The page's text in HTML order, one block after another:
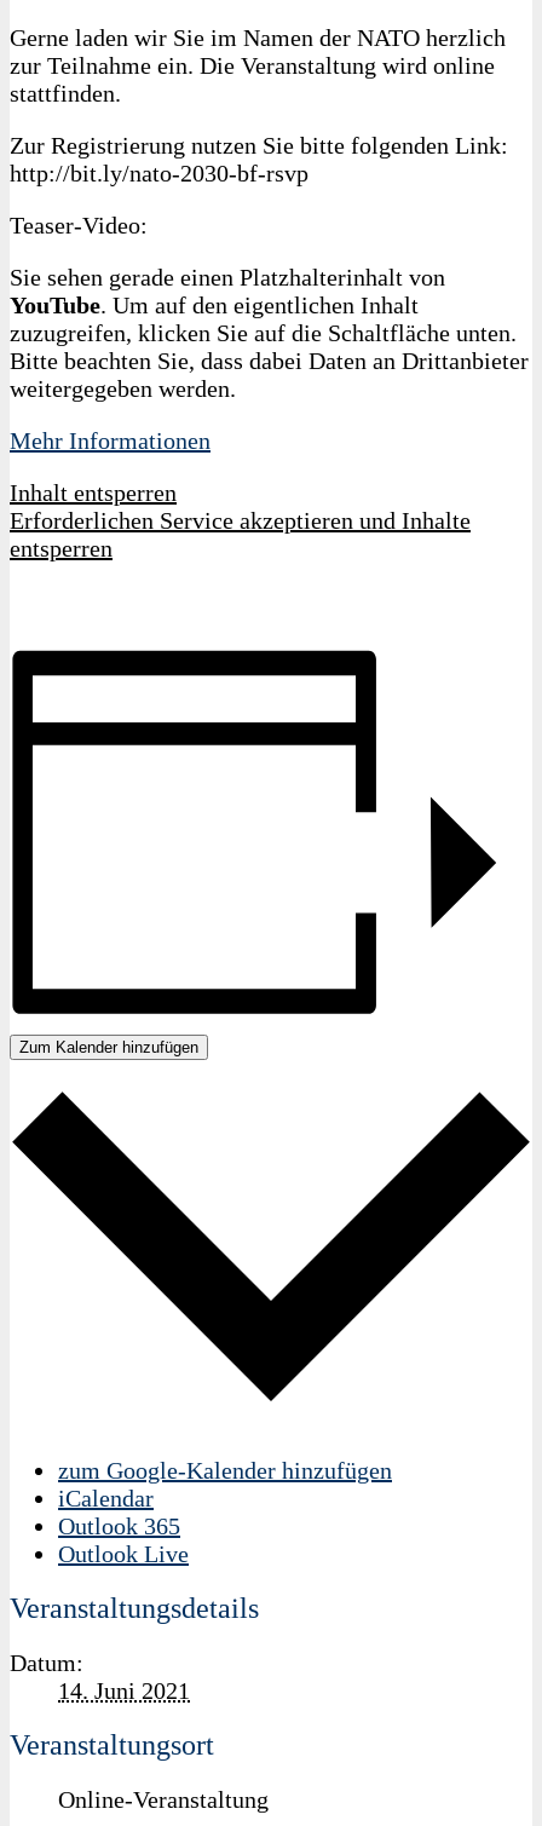
Gerne laden wir Sie im Namen der NATO herzlich
zur Teilnahme ein. Die Veranstaltung wird online
stattfinden.
Zur Registrierung nutzen Sie bitte folgenden Link:
http://bit.ly/nato-2030-bf-rsvp
Teaser-Video:
Sie sehen gerade einen Platzhalterinhalt von
YouTube. Um auf den eigentlichen Inhalt
zuzugreifen, klicken Sie auf die Schaltfläche unten.
Bitte beachten Sie, dass dabei Daten an Drittanbieter
weitergegeben werden.
Mehr Informationen
Inhalt entsperren
Erforderlichen Service akzeptieren und Inhalte
entsperren
Zum Kalender hinzufügen
zum Google-Kalender hinzufügen
iCalendar
Outlook 365
Outlook Live
Veranstaltungsdetails
Datum:
14. Juni 2021
Veranstaltungsort
Online-Veranstaltung